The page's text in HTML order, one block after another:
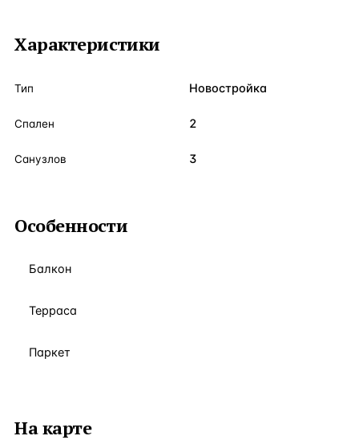
Характеристики
Тип Новостройка
Спален 2
Санузлов 3
Особенности
Балкон
Терраса
Паркет
На карте